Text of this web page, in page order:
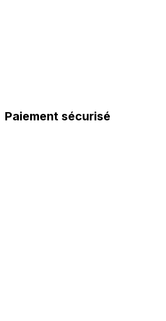
Paiement sécurisé